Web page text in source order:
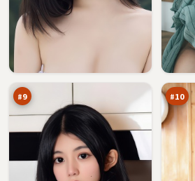
#9
危
观
者
万
#10
飓
风
证
词
89
万